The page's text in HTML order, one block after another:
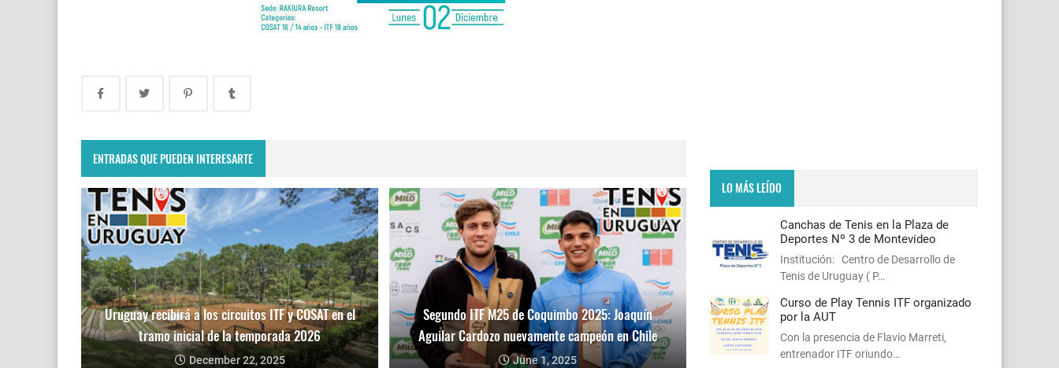
ENTRADAS QUE PUEDEN INTERESARTE
Uruguay recibirá a los circuitos ITF y COSAT en el
tramo inicial de la temporada 2026
December 22, 2025
Segundo ITF M25 de Coquimbo 2025: Joaquín
Aguilar Cardozo nuevamente campeón en Chile
June 1, 2025
LO MÁS LEÍDO
Canchas de Tenis en la Plaza de
Deportes Nº 3 de Montevideo
Institución: Centro de Desarrollo de
Tenis de Uruguay ( P…
Curso de Play Tennis ITF organizado
por la AUT
Con la presencia de Flavio Marreti,
entrenador ITF oriundo…